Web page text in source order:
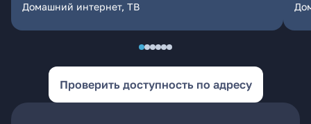
Домашний интернет, ТВ
Проверить доступность по адресу